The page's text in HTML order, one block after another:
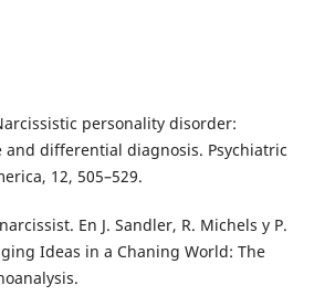
personality disorder:
differential diagnosis. Psychiatric
12, 505–529.
En J. Sandler, R. Michels y P.
Ideas in a Chaning World: The